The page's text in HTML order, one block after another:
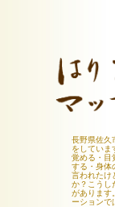
長野県佐久
をしていま
覚める・目
する・身体
言われたけ
か？こうし
があります
ーションで